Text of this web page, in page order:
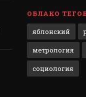
ОБЛАКО
яблонский
метрология
социология